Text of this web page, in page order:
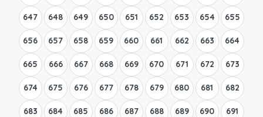
647 648 649 650 651 652 653 654 655
656 657 658 659 660 661 662 663 664
665 666 667 668 669 670 671 672 673
674 675 676 677 678 679 680 681 682
683 684 685 686 687 688 689 690 691